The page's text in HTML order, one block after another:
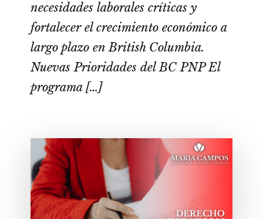
necesidades laborales críticas y
fortalecer el crecimiento económico a
largo plazo en British Columbia.
Nuevas Prioridades del BC PNP El
programa […]